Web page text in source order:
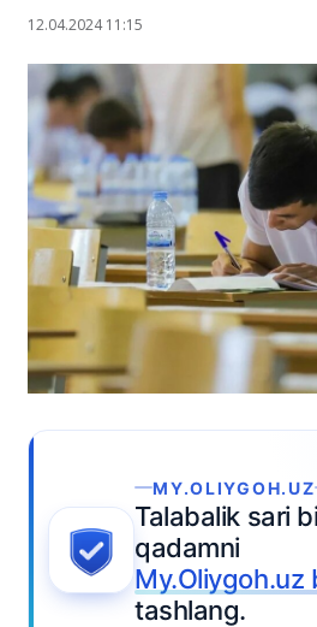
12.04.2024 11:15
MY.OLIYGOH.UZ
Talabalik sari birinchi
qadamni
My.Oliygoh.uz bilan
tashlang.